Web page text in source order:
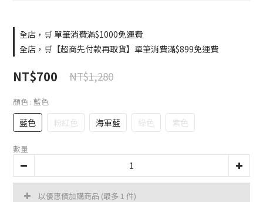
全店，🛒 單筆消費滿$1000免運費
全店，🛒【超商先付款再取貨】單筆消費滿$899免運費
NT$700 NT$1,280
顏色 : 藍色
藍色 粉紅色 海軍藍 綠色 紫色
數量
以優惠價加購商品 (最多 1 件)